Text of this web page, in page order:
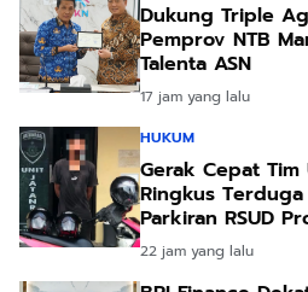
Dukung Triple
Pemprov NTB
Talenta ASN
17 jam yang lalu
HUKUM
Gerak Cepat Tim
Ringkus
Parkiran RSUD
22 jam yang lalu